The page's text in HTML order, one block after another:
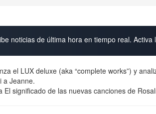
noticias de última hora en tiempo real. Activa
el LUX deluxe (aka “complete works”) y
a Jeanne.
El significado de las nuevas canciones de